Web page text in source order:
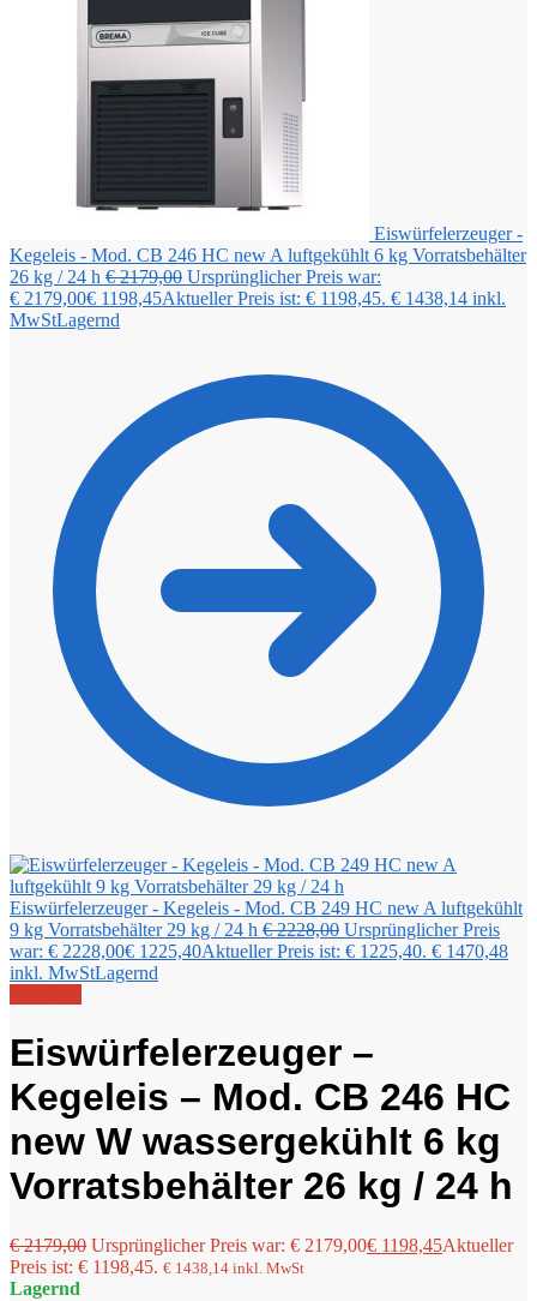
Eiswürfelerzeuger -
Kegeleis - Mod. CB 246 HC new A luftgekühlt 6 kg Vorratsbehälter
26 kg / 24 h €2179,00 Ursprünglicher Preis war:
€ 2179,00€ 1198,45Aktueller Preis ist: € 1198,45. € 1438,14 inkl.
MwStLagernd
Eiswürfelerzeuger - Kegeleis - Mod. CB 249 HC new A luftgekühlt
9 kg Vorratsbehälter 29 kg / 24 h €2228,00 Ursprünglicher Preis
war: € 2228,00€ 1225,40Aktueller Preis ist: € 1225,40. € 1470,48
inkl. MwStLagernd
Eiswürfelerzeuger –
Kegeleis – Mod. CB 246 HC
new W wassergekühlt 6 kg
Vorratsbehälter 26 kg / 24 h
€2179,00 Ursprünglicher Preis war: € 2179,00€ 1198,45Aktueller
Preis ist: € 1198,45. € 1438,14 inkl. MwSt
Lagernd